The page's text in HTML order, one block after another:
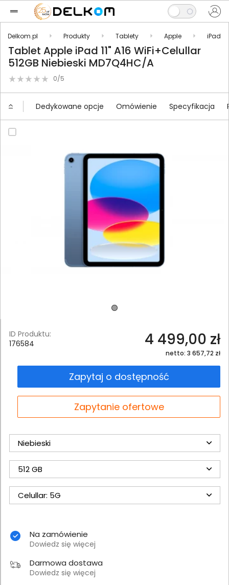
Delkom.pl Produkty Tablety Apple iPad
Tablet Apple iPad 11" A16 WiFi+Celullar
512GB Niebieski MD7Q4HC/A
0/5
Dedykowane opcje Omówienie Specyfikacja
ID Produktu:
176584
4 499,00 zł
netto: 3 657,72 zł
Zapytaj o dostępność
Zapytanie ofertowe
Niebieski
512 GB
Celullar: 5G
Na zamówienie
Dowiedz się więcej
Darmowa dostawa
Dowiedz się więcej